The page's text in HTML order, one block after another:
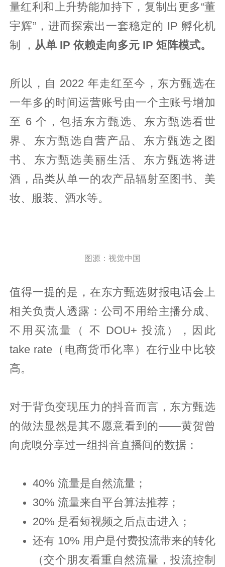
量红利和上升势能加持下，复制出更多“董
宇辉”，进而探索出一套稳定的 IP 孵化机
制 ， 从单 IP 依赖走向多元 IP 矩阵模式。
所以，自 2022 年走红至今，东方甄选在
一年多的时间运营账号由一个主账号增加
至 6 个，包括东方甄选、东方甄选看世
界、东方甄选自营产品、东方甄选之图
书、东方甄选美丽生活、东方甄选将进
酒，品类从单一的农产品辐射至图书、美
妆、服装、酒水等。
图源：视觉中国
值得一提的是，在东方甄选财报电话会上
相关负责人透露：公司不用给主播分成、
不用买流量（ 不 DOU+ 投流），因此
take rate（电商货币化率）在行业中比较
高。
对于背负变现压力的抖音而言，东方甄选
的做法显然是其不愿意看到的——黄贺曾
向虎嗅分享过一组抖音直播间的数据：
40% 流量是自然流量；
30% 流量来自平台算法推荐；
20% 是看短视频之后点击进入；
还有 10% 用户是付费投流带来的转化
（交个朋友看重自然流量，投流控制